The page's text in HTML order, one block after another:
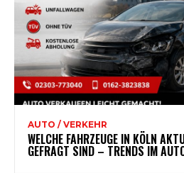
AUTO / VERKEHR
WELCHE FAHRZEUGE IN KÖLN
GEFRAGT SIND – TRENDS IM